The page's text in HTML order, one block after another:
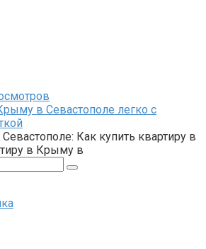
в Севастополе легко с
Как купить квартиру в
в Крыму в